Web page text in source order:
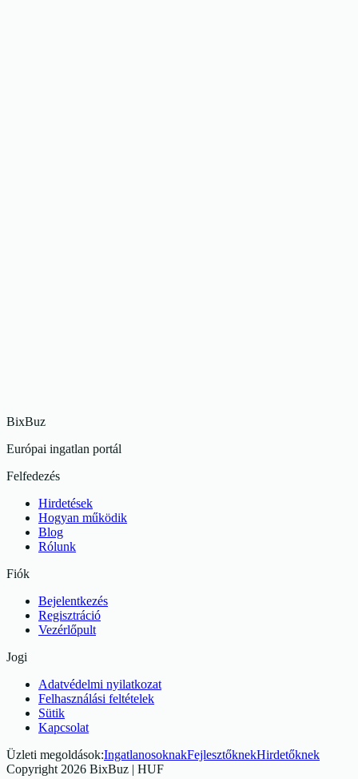
BixBuz
Európai ingatlan portál
Felfedezés
Hirdetések
Hogyan működik
Blog
Rólunk
Fiók
Bejelentkezés
Regisztráció
Vezérlőpult
Jogi
Adatvédelmi nyilatkozat
Felhasználási feltételek
Sütik
Kapcsolat
Üzleti megoldások:IngatlanosoknakFejlesztőknekHirdetőknek
Copyright2026 BixBuz | HUF